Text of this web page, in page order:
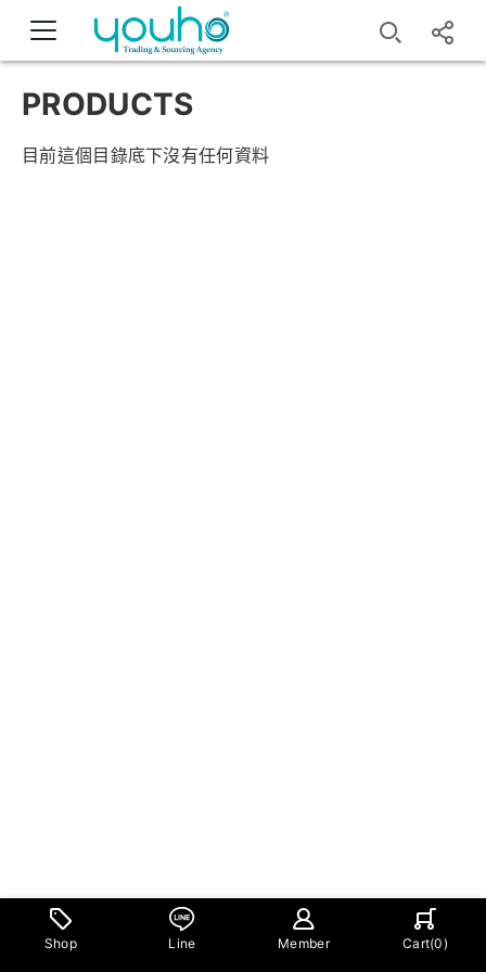
PRODUCTS
目前這個目錄底下沒有任何資料
Shop Line Member Cart(0)